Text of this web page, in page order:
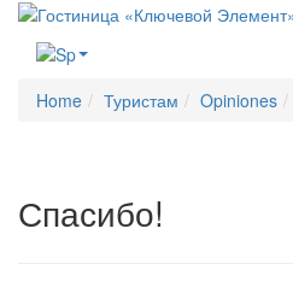
Home Туристам Opiniones
Спасибо!